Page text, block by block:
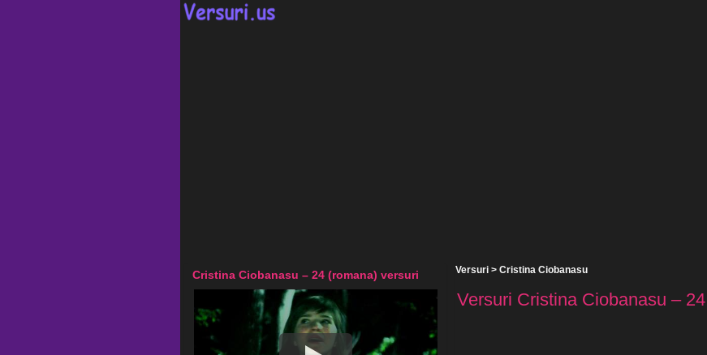
Versuri > Cristina Ciobanasu
Versuri Cristina Ciobanasu –
Cristina Ciobanasu – 24 (romana) versuri